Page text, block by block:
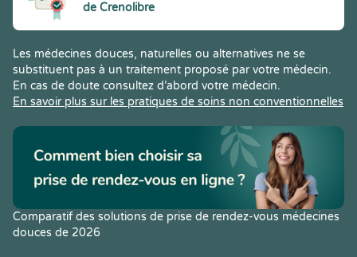
de Crenolibre
Les médecines douces, naturelles ou alternatives ne se
substituent pas à un traitement proposé par votre médecin.
En cas de doute consultez d’abord votre médecin.
En savoir plus sur les pratiques de soins non conventionnelles
Comparatif des solutions de prise de rendez-vous médecines
douces de 2026